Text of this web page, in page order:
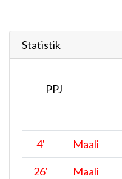
Statistik
PPJ
4' Maali
26' Maali